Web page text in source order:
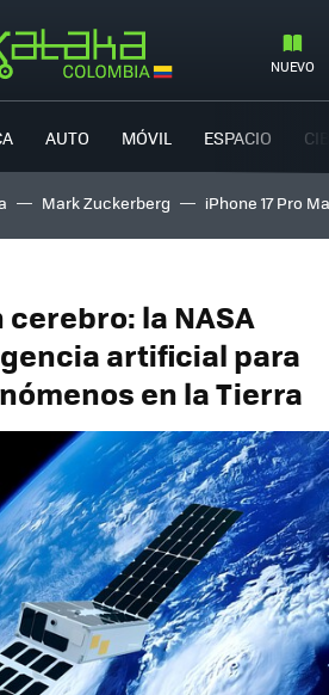
NUEVO
AUTO MÓVIL ESPACIO
Mark Zuckerberg iPhone 17 Pro
la NASA
artificial para
en la Tierra